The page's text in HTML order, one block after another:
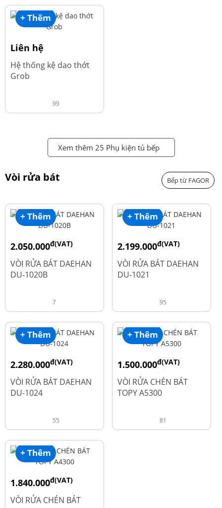
+ Thêm
Liên hệ
Hệ thống kệ dao thớt
Grob
99
Xem thêm 25 Phụ kiện tủ bếp
Vòi rửa bát Bếp từ FAGOR
+ Thêm
2.050.000đ(VAT)
2.600.000
VÒI RỬA BÁT DAEHAN
DU-1020B
7
+ Thêm
2.199.000đ(VAT)
2.900.000
VÒI RỬA BÁT DAEHAN
DU-1021
95
+ Thêm
2.280.000đ(VAT)
2.600.000
VÒI RỬA BÁT DAEHAN
DU-1024
55
+ Thêm
1.500.000đ(VAT)
1.990.000
VÒI RỬA CHÉN BÁT
TOPY A5300
81
+ Thêm
1.840.000đ(VAT)
2.450.000
VÒI RỬA CHÉN BÁT